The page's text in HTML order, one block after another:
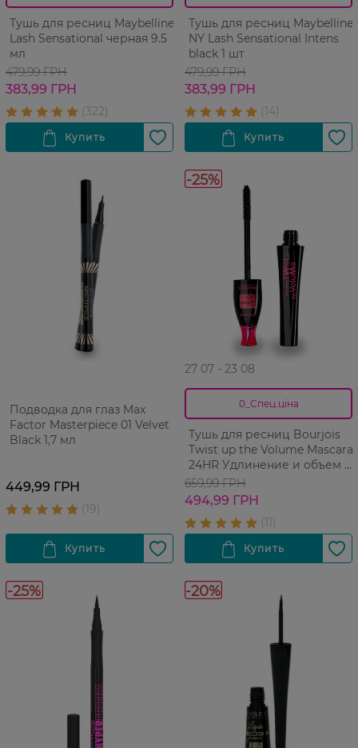
Тушь для ресниц Maybelline
Lash Sensational черная 9.5
мл
479,99 ГРН
383,99 ГРН
Тушь для ресниц Maybelline
NY Lash Sensational Intens
black 1 шт
479,99 ГРН
383,99 ГРН
Подводка для глаз Max
Factor Masterpiece 01 Velvet
Black 1,7 мл
449,99 ГРН
-25%
27 07 - 23 08
0_Спец.ціна
Тушь для ресниц Bourjois
Twist up the Volume Mascara
24HR Удлинение и объем 8
мл
659,99 ГРН
494,99 ГРН
-25% -20%